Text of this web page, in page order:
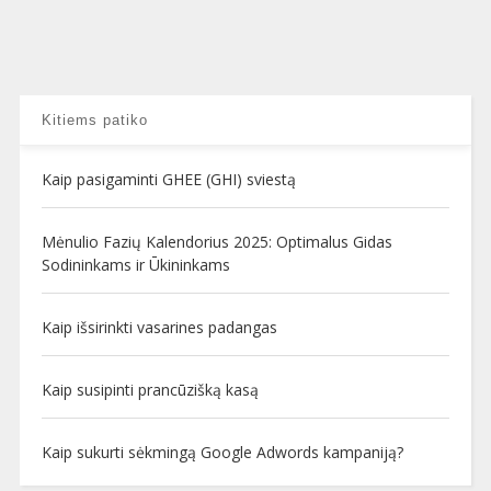
Kitiems patiko
Kaip pasigaminti GHEE (GHI) sviestą
Mėnulio Fazių Kalendorius 2025: Optimalus Gidas
Sodininkams ir Ūkininkams
Kaip išsirinkti vasarines padangas
Kaip susipinti prancūzišką kasą
Kaip sukurti sėkmingą Google Adwords kampaniją?